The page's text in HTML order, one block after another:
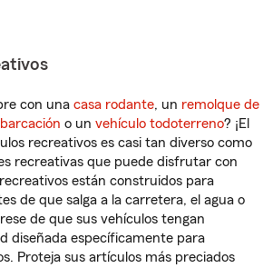
con una casa rodante, un remolque de
o un vehículo todoterreno? ¡El
recreativos es casi tan diverso como
recreativas que puede disfrutar con
están construidos para
de que salga a la carretera, el agua o
de que sus vehículos tengan
diseñada específicamente para
Proteja sus artículos más preciados